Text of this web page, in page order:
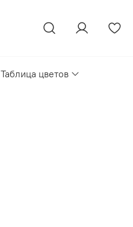
Таблица цветов